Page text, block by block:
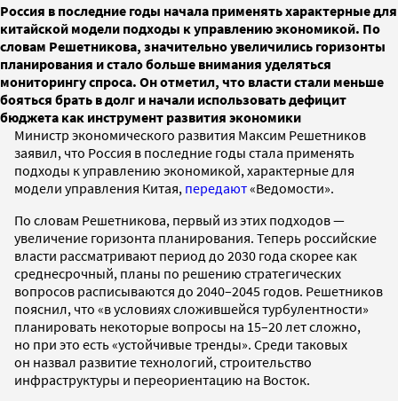
Россия в последние годы начала применять характерные для
китайской модели подходы к управлению экономикой. По
словам Решетникова, значительно увеличились горизонты
планирования и стало больше внимания уделяться
мониторингу спроса. Он отметил, что власти стали меньше
бояться брать в долг и начали использовать дефицит
бюджета как инструмент развития экономики
Министр экономического развития Максим Решетников
заявил, что Россия в последние годы стала применять
подходы к управлению экономикой, характерные для
модели управления Китая, передают«Ведомости».
По словам Решетникова, первый из этих подходов —
увеличение горизонта планирования. Теперь российские
власти рассматривают период до 2030 года скорее как
среднесрочный, планы по решению стратегических
вопросов расписываются до 2040–2045 годов. Решетников
пояснил, что «в условиях сложившейся турбулентности»
планировать некоторые вопросы на 15–20 лет сложно,
но при это есть «устойчивые тренды». Среди таковых
он назвал развитие технологий, строительство
инфраструктуры и переориентацию на Восток.